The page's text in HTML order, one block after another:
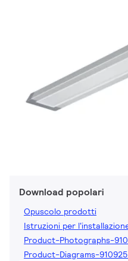
Download popolari
Opuscolo prodotti
Istruzioni per
Product-Photographs-
Product-Diagrams-